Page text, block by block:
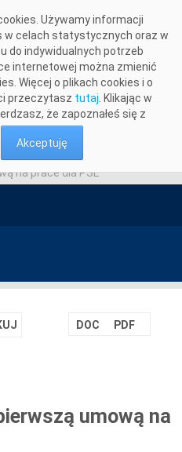
Używamy informacji
w celach statystycznych oraz w
do indywidualnych potrzeb
internetowej można zmienić
Więcej o plikach cookies i o
przeczytasz tutaj . Klikając w
że zapoznałeś się z
Akceptuję
na prace dla PSE
DOC PDF
umową na